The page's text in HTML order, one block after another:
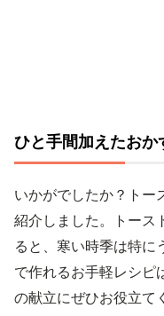
ひと手間加えたおか
いかがでしたか？トー
紹介しました。トース
ると、寒い時季は特に
で作れるお手軽レシピ
の献立にぜひお役立て